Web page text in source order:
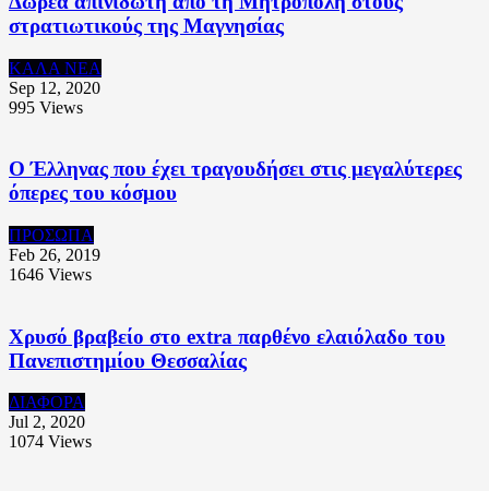
στρατιωτικούς της Μαγνησίας
ΚΑΛΑ ΝΕΑ
Sep 12, 2020
995 Views
Ο Έλληνας που έχει τραγουδήσει στις μεγαλύτερες
όπερες του κόσμου
ΠΡΟΣΩΠΑ
Feb 26, 2019
1646 Views
Χρυσό βραβείο στο extra παρθένο ελαιόλαδο του
Πανεπιστημίου Θεσσαλίας
ΔΙΑΦΟΡΑ
Jul 2, 2020
1074 Views